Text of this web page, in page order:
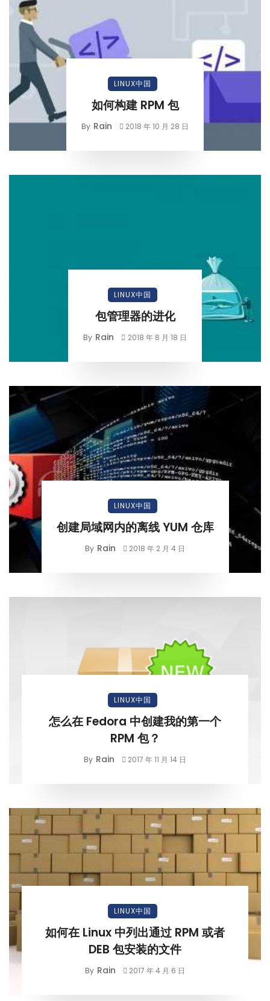
LINUX中国
如何构建 RPM 包
By Rain 2018 年 10 月 28 日
LINUX中国
包管理器的进化
By Rain 2018 年 8 月 18 日
LINUX中国
创建局域网内的离线 YUM 仓库
By Rain 2018 年 2 月 4 日
LINUX中国
怎么在 Fedora 中创建我的第一个
RPM 包？
By Rain 2017 年 11 月 14 日
LINUX中国
如何在 Linux 中列出通过 RPM 或者
DEB 包安装的文件
By Rain 2017 年 4 月 6 日